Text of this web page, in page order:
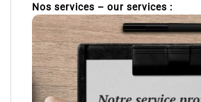
Nos services – our services :